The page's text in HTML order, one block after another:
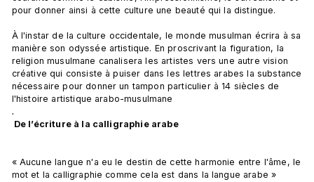
pour donner ainsi à cette culture une beauté qui la distingue.
À l'instar de la culture occidentale, le monde musulman écrira à sa
manière son odyssée artistique. En proscrivant la figuration, la
religion musulmane canalisera les artistes vers une autre vision
créative qui consiste à puiser dans les lettres arabes la substance
nécessaire pour donner un tampon particulier à 14 siècles de
l'histoire artistique arabo-musulmane
.
De l’écriture à la calligraphie arabe
« Aucune langue n'a eu le destin de cette harmonie entre l'âme, le
mot et la calligraphie comme cela est dans la langue arabe »